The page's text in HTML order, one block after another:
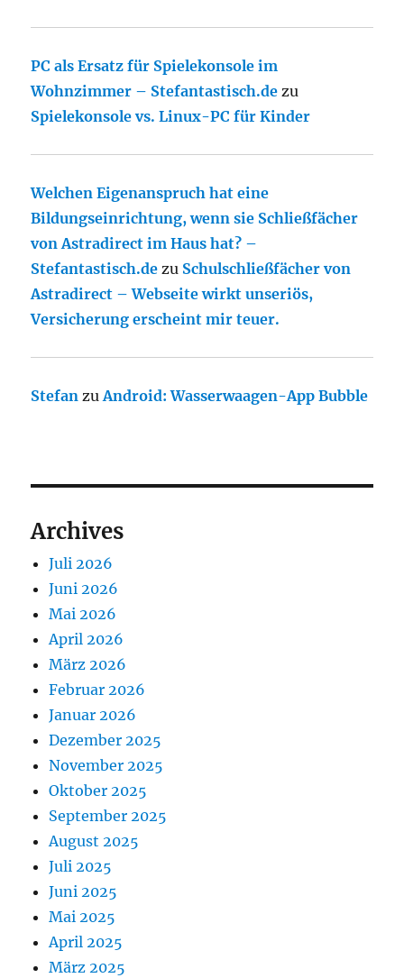
PC als Ersatz für Spielekonsole im
Wohnzimmer – Stefantastisch.de zu
Spielekonsole vs. Linux-PC für Kinder
Welchen Eigenanspruch hat eine
Bildungseinrichtung, wenn sie Schließfächer
von Astradirect im Haus hat? –
Stefantastisch.de zu Schulschließfächer von
Astradirect – Webseite wirkt unseriös,
Versicherung erscheint mir teuer.
Stefan zuAndroid: Wasserwaagen-App Bubble
Archives
Juli 2026
Juni 2026
Mai 2026
April 2026
März 2026
Februar 2026
Januar 2026
Dezember 2025
November 2025
Oktober 2025
September 2025
August 2025
Juli 2025
Juni 2025
Mai 2025
April 2025
März 2025